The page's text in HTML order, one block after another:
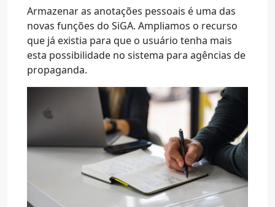
Armazenar as anotações pessoais é uma das
novas funções do SiGA. Ampliamos o recurso
que já existia para que o usuário tenha mais
esta possibilidade no sistema para agências de
propaganda.